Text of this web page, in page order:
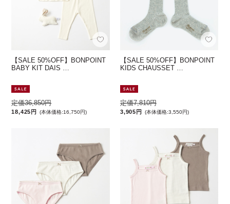
【SALE 50%OFF】BONPOINT
BABY KIT DAIS …
定価36,850円
18,425円 (本体価格:16,750円)
【SALE 50%OFF】BONPOINT
KIDS CHAUSSET …
定価7,810円
3,905円 (本体価格:3,550円)